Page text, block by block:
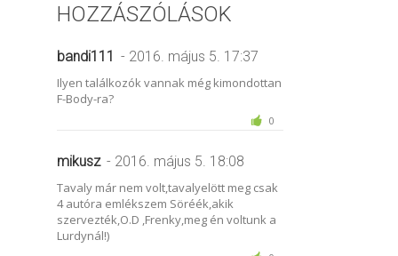
HOZZÁSZÓLÁSOK
bandi111 - 2016. május 5. 17:37
Ilyen találkozók vannak még kimondottan
F-Body-ra?
0
mikusz - 2016. május 5. 18:08
Tavaly már nem volt,tavalyelött meg csak
4 autóra emlékszem Söréék,akik
szervezték,O.D ,Frenky,meg én voltunk a
Lurdynál!)